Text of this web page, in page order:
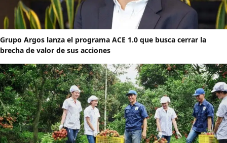
Grupo Argos lanza el programa ACE 1.0 que busca cerrar la
brecha de valor de sus acciones